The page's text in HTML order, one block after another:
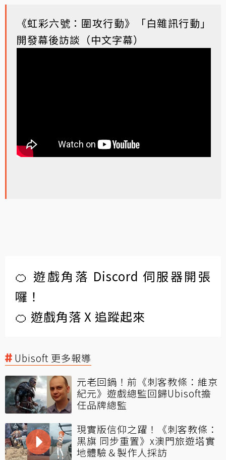
《虹彩六號：圍攻行動》「白雜訊行動」
開發幕後訪談（中文字幕）
🍊 遊戲角落 Discord 伺服器開張
囉！
🍊 遊戲角落 X 追蹤起來
Ubisoft 更多報導
元老回鍋！前《刺客教條：維京
紀元》遊戲總監回歸Ubisoft擔
任品牌總監
現實版信仰之躍！《刺客教條：
黑旗 同步重置》x澳門旅遊塔實
地體驗＆製作人採訪